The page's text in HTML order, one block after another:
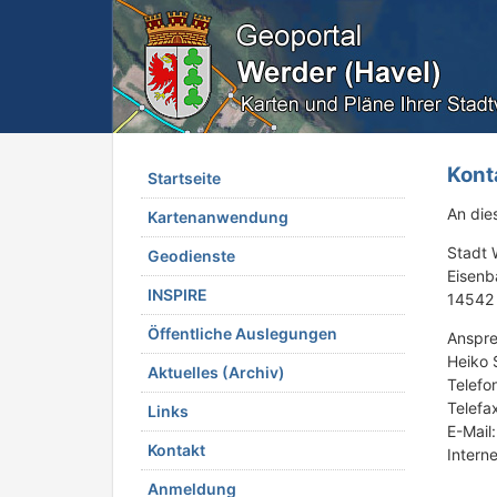
Startseite
Kartenanwendung
Geodienste
INSPIRE
Öffentliche Auslegungen
Aktuelles (Archiv)
Links
Kontakt
Anmeldung
An
Stadt
14542
Heiko
E-Mail: